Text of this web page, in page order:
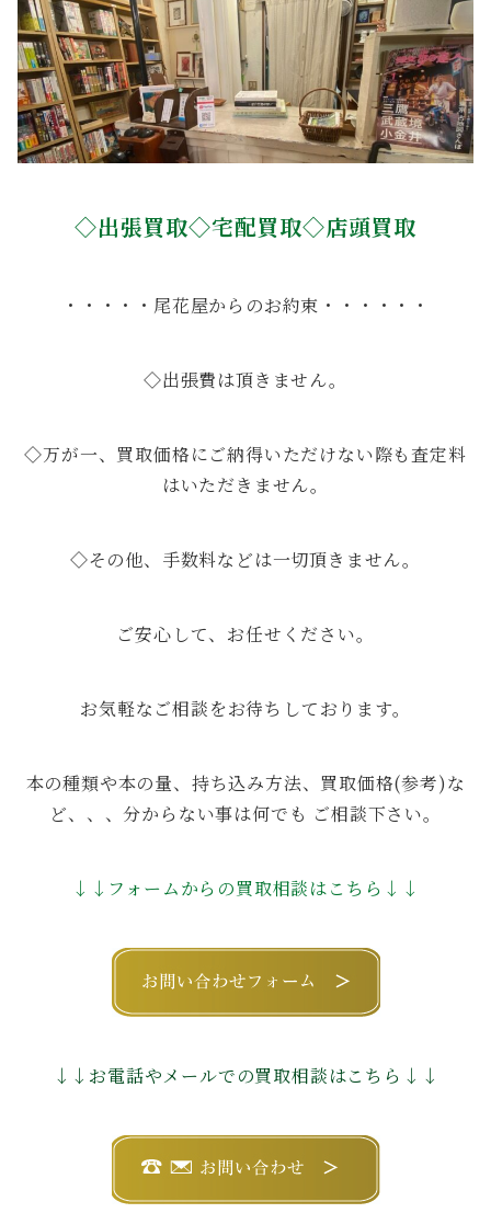
◇出張買取◇宅配買取◇店頭買取
・・・・・尾花屋からのお約束・・・・・・
◇出張費は頂きません。
◇万が一、買取価格にご納得いただけない際も査定料
はいただきません。
◇その他、手数料などは一切頂きません。
ご安心して、お任せください。
お気軽なご相談をお待ちしております。
本の種類や本の量、持ち込み方法、買取価格(参考)な
ど、、、分からない事は何でも ご相談下さい。
↓↓フォームからの買取相談はこちら↓↓
↓↓お電話やメールでの買取相談はこちら↓↓